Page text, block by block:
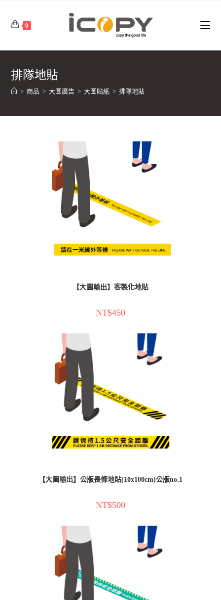
content
0
排隊地貼
> 商品 > 大圖廣告 > 大圖貼紙 > 排隊地貼
【大圖輸出】客製化地貼
NT$450
【大圖輸出】公版長條地貼(10x100cm)公版no.1
NT$500